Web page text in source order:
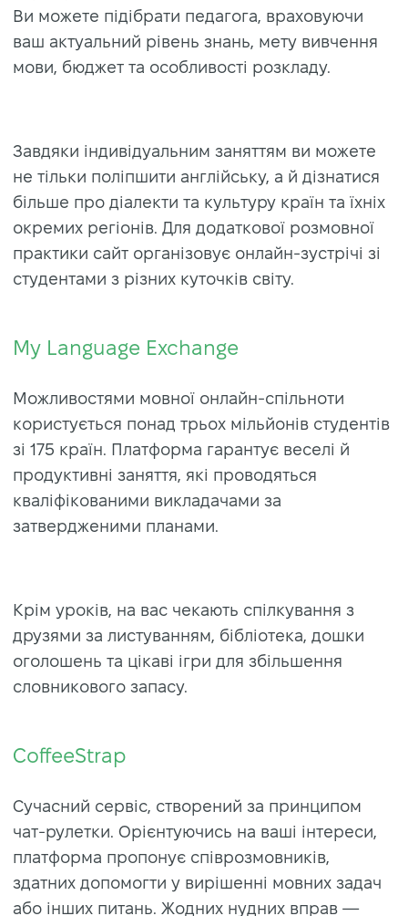
Ви можете підібрати педагога, враховуючи
ваш актуальний рівень знань, мету вивчення
мови, бюджет та особливості розкладу.
Завдяки індивідуальним заняттям ви можете
не тільки поліпшити англійську, а й дізнатися
більше про діалекти та культуру країн та їхніх
окремих регіонів. Для додаткової розмовної
практики сайт організовує онлайн-зустрічі зі
студентами з різних куточків світу.
My Language Exchange
Можливостями мовної онлайн-спільноти
користується понад трьох мільйонів студентів
зі 175 країн. Платформа гарантує веселі й
продуктивні заняття, які проводяться
кваліфікованими викладачами за
затвердженими планами.
Крім уроків, на вас чекають спілкування з
друзями за листуванням, бібліотека, дошки
оголошень та цікаві ігри для збільшення
словникового запасу.
CoffeeStrap
Сучасний сервіс, створений за принципом
чат-рулетки. Орієнтуючись на ваші інтереси,
платформа пропонує співрозмовників,
здатних допомогти у вирішенні мовних задач
або інших питань. Жодних нудних вправ —